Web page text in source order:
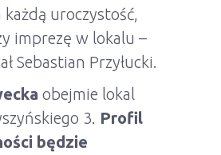
uroczystość,
imprezę w lokalu –
Sebastian Przyłucki.
obejmie lokal
3. Profil
będzie